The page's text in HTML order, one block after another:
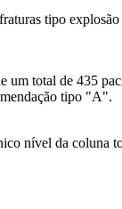
tipo
total de 435
tipo "A".
nível da coluna